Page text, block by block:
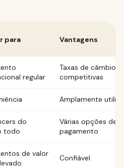
para Vantagens
regular
Taxas de câmbio
competitivas
Amplamente
do
todo
Várias opções de
pagamento
de valor
Confiável